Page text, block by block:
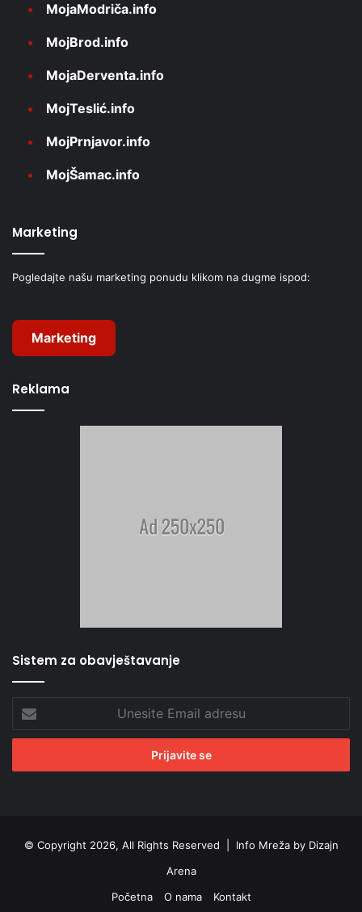
MojaModriča.info
MojBrod.info
MojaDerventa.info
MojTeslić.info
MojPrnjavor.info
MojŠamac.info
Marketing
Pogledajte našu marketing ponudu klikom na dugme ispod:
Marketing
Reklama
Sistem za obavještavanje
Email
adresu
© Copyright 2026, All Rights Reserved | Info Mreža by Dizajn
Arena
Početna
O nama Kontakt